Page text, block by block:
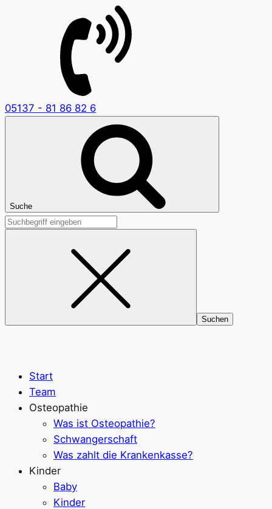
05137 - 81 86 82 6
Suche
Suchen
Start
Team
Osteopathie
Was ist Osteopathie?
Schwangerschaft
Was zahlt die Krankenkasse?
Kinder
Baby
Kinder